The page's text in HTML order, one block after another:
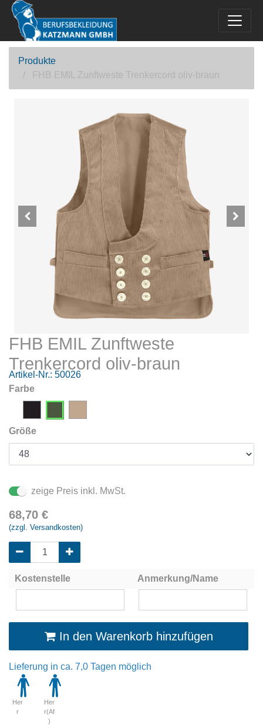
Produkte
FHB EMIL Zunftweste Trenkercord oliv-braun
FHB EMIL Zunftweste
Trenkercord oliv-braun
Artikel-Nr.: 50026
Farbe
Größe
zeige Preis inkl. MwSt.
68,70 €
(zzgl. Versandkosten)
Kostenstelle Anmerkung/Name
In den Warenkorb hinzufügen
Lieferung in ca. 7,0 Tagen möglich
Her
r
Her
r(Af
)